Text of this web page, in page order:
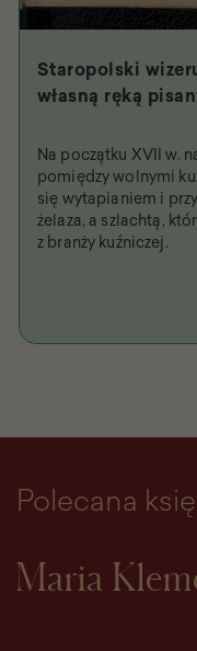
Staropolski
własną ręką
Na początku XVII w.
pomiędzy wolnymi
się wytapianiem i
żelaza, a szlachtą,
z branży kuźniczej.
Polecana
Maria